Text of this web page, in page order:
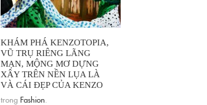
KHÁM PHÁ KENZOTOPIA,
VŨ TRỤ RIÊNG LÃNG
MẠN, MỘNG MƠ DỰNG
XÂY TRÊN NỀN LỤA LÀ
VÀ CÁI ĐẸP CỦA KENZO
trong Fashion